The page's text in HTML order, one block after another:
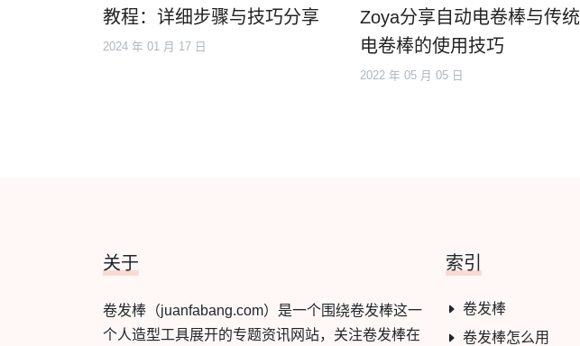
教程：详细步骤与技巧分享
2024 年 01 月 17 日
Zoya分享自动电卷棒与传统
电卷棒的使用技巧
2022 年 05 月 05 日
关于
卷发棒（juanfabang.com）是一个围绕卷发棒这一
个人造型工具展开的专题资讯网站，关注卷发棒在
索引
卷发棒
卷发棒怎么用